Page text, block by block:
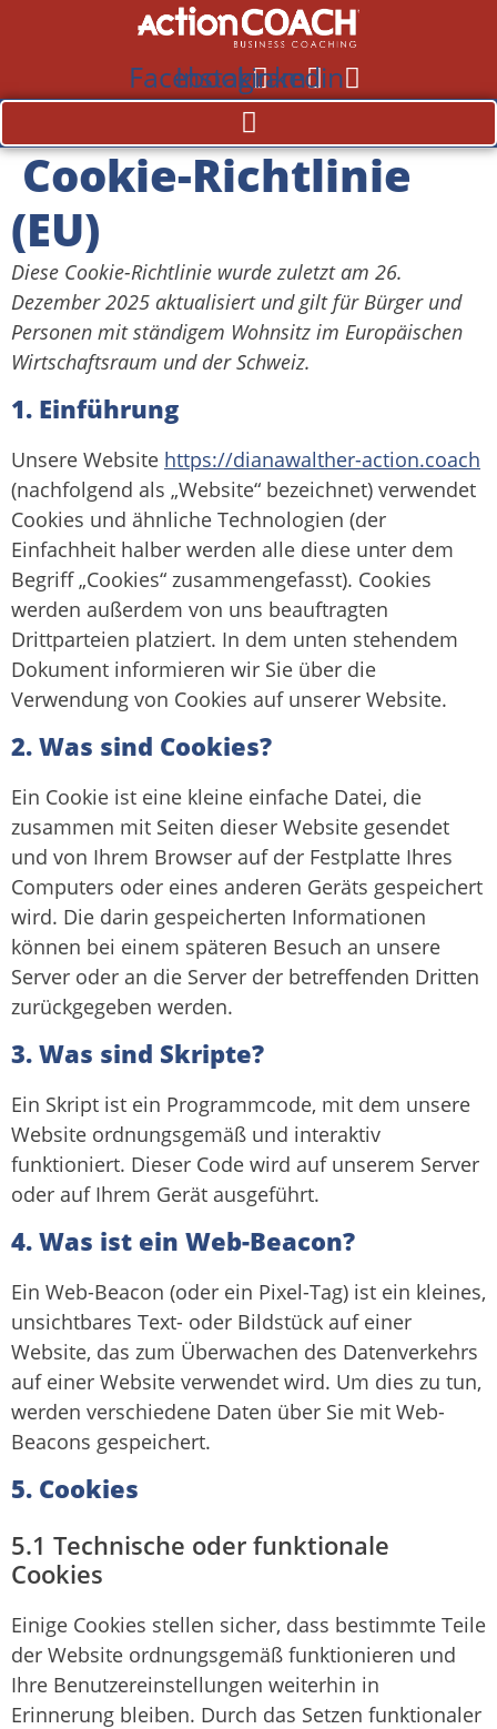
springen
Facebook
Instagram
Linkedin
Cookie-Richtlinie
(EU)
Diese Cookie-Richtlinie wurde zuletzt am 26.
Dezember 2025 aktualisiert und gilt für Bürger und
Personen mit ständigem Wohnsitz im Europäischen
Wirtschaftsraum und der Schweiz.
1. Einführung
Unsere Website https://dianawalther-action.coach
(nachfolgend als „Website“ bezeichnet) verwendet
Cookies und ähnliche Technologien (der
Einfachheit halber werden alle diese unter dem
Begriff „Cookies“ zusammengefasst). Cookies
werden außerdem von uns beauftragten
Drittparteien platziert. In dem unten stehendem
Dokument informieren wir Sie über die
Verwendung von Cookies auf unserer Website.
2. Was sind Cookies?
Ein Cookie ist eine kleine einfache Datei, die
zusammen mit Seiten dieser Website gesendet
und von Ihrem Browser auf der Festplatte Ihres
Computers oder eines anderen Geräts gespeichert
wird. Die darin gespeicherten Informationen
können bei einem späteren Besuch an unsere
Server oder an die Server der betreffenden Dritten
zurückgegeben werden.
3. Was sind Skripte?
Ein Skript ist ein Programmcode, mit dem unsere
Website ordnungsgemäß und interaktiv
funktioniert. Dieser Code wird auf unserem Server
oder auf Ihrem Gerät ausgeführt.
4. Was ist ein Web-Beacon?
Ein Web-Beacon (oder ein Pixel-Tag) ist ein kleines,
unsichtbares Text- oder Bildstück auf einer
Website, das zum Überwachen des Datenverkehrs
auf einer Website verwendet wird. Um dies zu tun,
werden verschiedene Daten über Sie mit Web-
Beacons gespeichert.
5. Cookies
5.1 Technische oder funktionale
Cookies
Einige Cookies stellen sicher, dass bestimmte Teile
der Website ordnungsgemäß funktionieren und
Ihre Benutzereinstellungen weiterhin in
Erinnerung bleiben. Durch das Setzen funktionaler